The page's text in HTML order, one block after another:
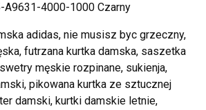
A9631-4000-1000 Czarny
adidas, nie musisz byc grzeczny,
futrzana kurtka damska, saszetka
męskie rozpinane, sukienja,
pikowana kurtka ze sztucznej
damski, kurtki damskie letnie,